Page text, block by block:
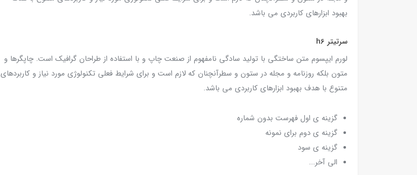
بهبود ابزارهای کاربردی می باشد.
سرتیتر h6
لورم ایپسوم متن ساختگی با تولید سادگی نامفهوم از صنعت چاپ و با استفاده از طراحان گرافیک است. چاپگرها و
متون بلکه روزنامه و مجله در ستون و سطرآنچنان که لازم است و برای شرایط فعلی تکنولوژی مورد نیاز و کاربردهای
متنوع با هدف بهبود ابزارهای کاربردی می باشد.
گزینه ی اول فهرست بدون شماره
گزینه ی دوم برای نمونه
گزینه ی سود
الی آخر...